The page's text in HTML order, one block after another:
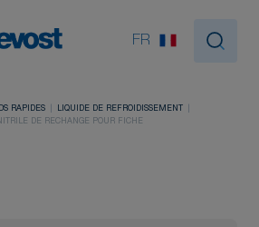
FR
RAPIDES
LIQUIDE DE REFROIDISSEMENT
DE RECHANGE POUR FICHE